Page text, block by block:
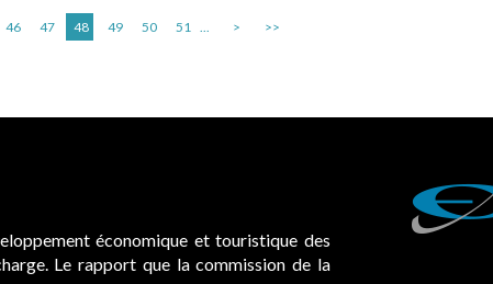
46 47 48 49 50 51 ... > >>
économique et touristique des
Le rapport que la commission de la